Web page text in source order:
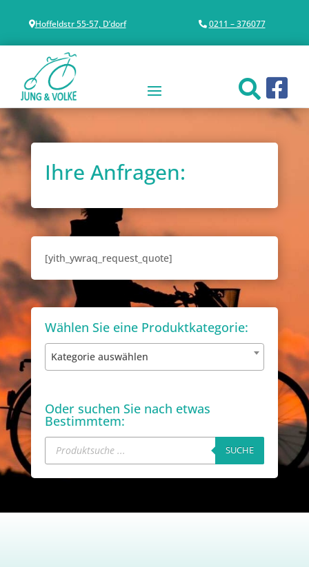
Hoffeldstr 55-57, D’dorf 0211 – 376077
Ihre Anfragen:
[yith_ywraq_request_quote]
Wählen Sie eine Produktkategorie:
Kategorie auswählen
Oder suchen Sie nach etwas
Bestimmtem:
Products
search SUCHE